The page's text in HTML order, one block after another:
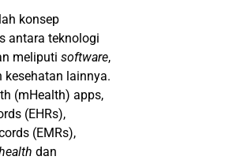
konsep
antara teknologi
meliputi software,
kesehatan lainnya.
(mHealth) apps,
(EHRs),
(EMRs),
dan